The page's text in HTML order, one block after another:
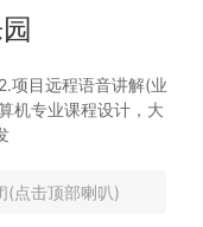
3的校园二手交易平台
项目远程语音讲解(业
机专业课程设计，大
(点击顶部喇叭)